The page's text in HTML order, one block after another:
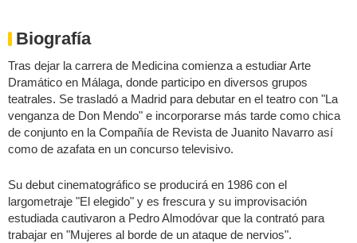
Biografía
Tras dejar la carrera de Medicina comienza a estudiar Arte
Dramático en Málaga, donde participo en diversos grupos
teatrales. Se trasladó a Madrid para debutar en el teatro con "La
venganza de Don Mendo" e incorporarse más tarde como chica
de conjunto en la Compañía de Revista de Juanito Navarro así
como de azafata en un concurso televisivo.
Su debut cinematográfico se producirá en 1986 con el
largometraje "El elegido" y es frescura y su improvisación
estudiada cautivaron a Pedro Almodóvar que la contrató para
trabajar en "Mujeres al borde de un ataque de nervios".